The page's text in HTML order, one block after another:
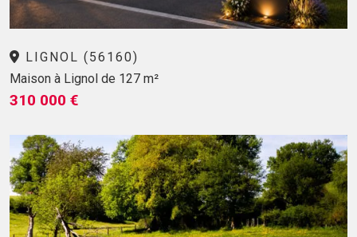
LIGNOL (56160)
Maison à Lignol de 127 m²
310 000 €